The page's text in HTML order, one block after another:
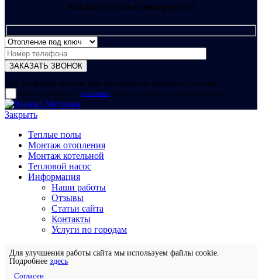
Какая услуга вас интересует?
Для отправки формы вам необходимо принять условия:
прочитал и согласен с условиями обработки своих персональных данных
Закрыть
Теплые полы
Монтаж отопления
Монтаж котельной
Тепловой насос
Информация
Наши работы
Отзывы
Статьи сайта
Контакты
Услуги по городам
Для улучшения работы сайта мы используем файлы cookie.
Подробнее здесь
Согласен